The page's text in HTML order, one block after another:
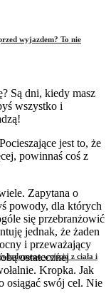
wyjazdem? To nie
wyjścia z ciała i
Są dni, kiedy masz
wszystko i
jest to, że
powinnaś coś z
Zapytana o
powody, dla których
się przebranżowić
jednak, że żaden
i przeważający
ostatecznej
Kropka. Jak
osiągać swój cel. Nie